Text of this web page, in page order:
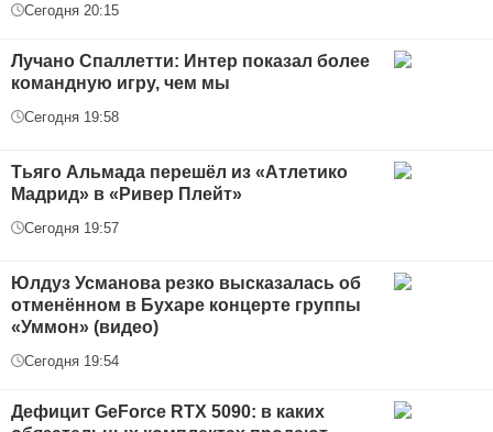
Сегодня 20:15
Лучано Спаллетти: Интер показал более
командную игру, чем мы
Сегодня 19:58
Тьяго Альмада перешёл из «Атлетико
Мадрид» в «Ривер Плейт»
Сегодня 19:57
Юлдуз Усманова резко высказалась об
отменённом в Бухаре концерте группы
«Уммон» (видео)
Сегодня 19:54
Дефицит GeForce RTX 5090: в каких